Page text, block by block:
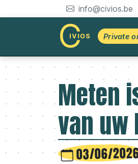
info@civios.be
Private
Meten
van uw
03/06/